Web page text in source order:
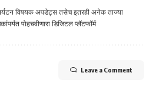
पर्यटन विषयक अपडेट्स तसेच इतरही अनेक ताज्या
पोहचवीणारा डिजिटल प्लॅटफॉर्म
Leave a Comment